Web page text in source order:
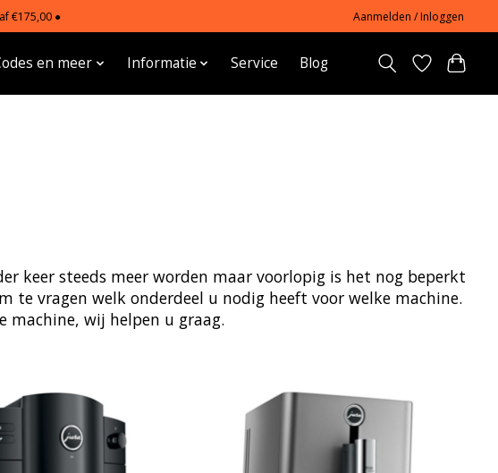
€175,00 ● Aanmelden / Inloggen
en meer Informatie Service Blog
keer steeds meer worden maar voorlopig is het nog beperkt
vragen welk onderdeel u nodig heeft voor welke machine.
machine, wij helpen u graag.